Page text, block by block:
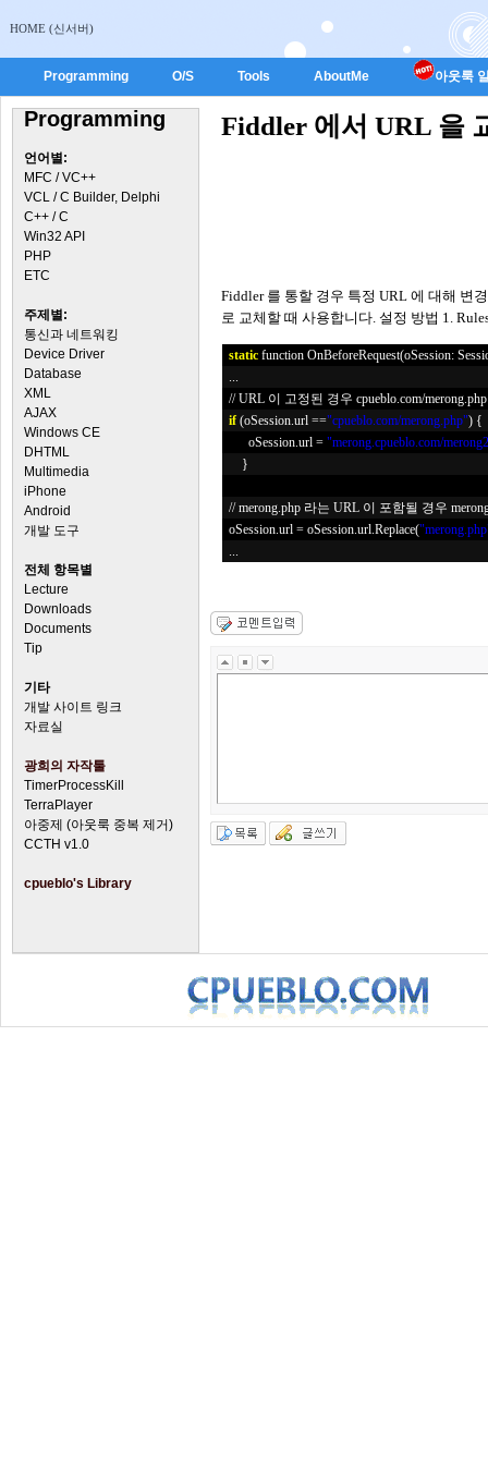
HOME (신서버)
Programming O/S Tools AboutMe 아웃룩
Programming
언어별:
MFC / VC++
VCL / C Builder, Delphi
C++ / C
Win32 API
PHP
ETC
주제별:
통신과 네트워킹
Device Driver
Database
XML
AJAX
Windows CE
DHTML
Multimedia
iPhone
Android
개발 도구
전체 항목별
Lecture
Downloads
Documents
Tip
기타
개발 사이트 링크
자료실
광희의 자작툴
TimerProcessKill
TerraPlayer
아중제 (아웃룩 중복 제거)
CCTH v1.0
cpueblo's Library
Fiddler 에서 URL 을
Fiddler 를 통할 경우 특정 URL 에 대해 변
로 교체할 때 사용합니다. 설정 방법 1.
static function OnBeforeRequest(oSession:
...
// URL 이 고정된 경우 cpueblo.com/
if (oSession.url =="cpueblo.com/merong.php") {
oSession.url = "merong.cpueblo.com/
}
// merong.php 라는 URL 이 포함될 경우
oSession.url = oSession.url.Replace(
...